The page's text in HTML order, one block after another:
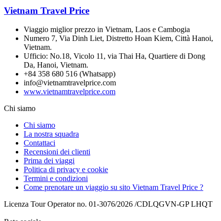
Vietnam Travel Price
Viaggio miglior prezzo in Vietnam, Laos e Cambogia
Numero 7, Via Dinh Liet, Distretto Hoan Kiem, Città Hanoi,
Vietnam.
Ufficio: No.18, Vicolo 11, via Thai Ha, Quartiere di Dong
Da, Hanoi, Vietnam.
+84 358 680 516 (Whatsapp)
info@vietnamtravelprice.com
www.vietnamtravelprice.com
Chi siamo
Chi siamo
La nostra squadra
Contattaci
Recensioni dei clienti
Prima dei viaggi
Politica di privacy e cookie
Termini e condizioni
Come prenotare un viaggio su sito Vietnam Travel Price ?
Licenza Tour Operator no. 01-3076/2026 /CDLQGVN-GP LHQT